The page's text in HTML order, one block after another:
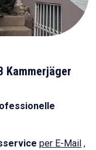
Kammerjäger
per E-Mail ,